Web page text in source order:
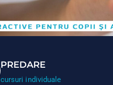
PREDARE
cursuri individuale